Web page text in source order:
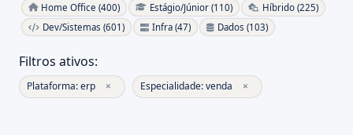
Home Office (400) Estágio/Júnior (110)
Híbrido (225)
Dev/Sistemas (601)
Infra (47) Dados (103)
Filtros ativos:
Plataforma: erp × Especialidade: venda ×